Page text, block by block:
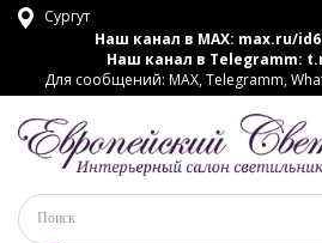
Сургут
Наш канал в MAX: max.ru/
Наш канал в Telegramm:
Для сообщений: MAX, Telegramm,